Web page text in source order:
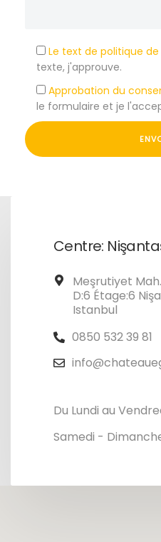
Le text de politique
texte, j'approuve.
Approbation du
le formulaire et je
Centre:
Meşrutiyet
D:6 Étage:6
Istanbul
0850 532 39 81
Du Lundi au
Samedi -